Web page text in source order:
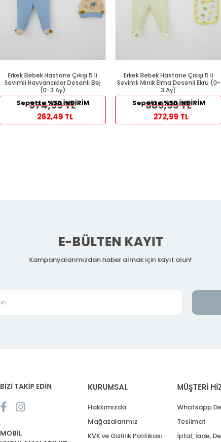
Erkek Bebek Hastane Çıkışı 5 li
Sevimli Hayvancıklar Desenli Bej
(0-3 Ay)
374,99 TL
Sepette %30 İNDİRİM
262,49 TL
Erkek Bebek Hastane Çıkışı 5 li
Sevimli Minik Elma Desenli Ekru (0-
3 Ay)
389,99 TL
Sepette %30 İNDİRİM
272,99 TL
E-BÜLTEN KAYIT
Kampanyalarımızdan haber almak için kayıt olun!
BİZİ TAKİP EDİN
MOBİL
KURUMSAL
Hakkımızda
Mağazalarımız
KVK ve Gizlilik Politikası
MÜŞTERİ
Whatsapp
Teslimat
İptal, İade,